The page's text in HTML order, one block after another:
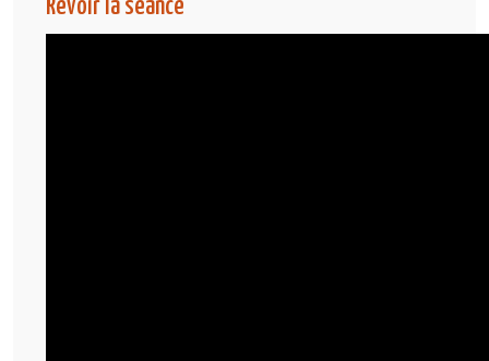
Revoir la séance